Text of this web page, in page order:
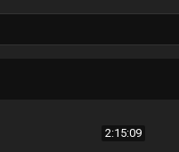
2:15:09